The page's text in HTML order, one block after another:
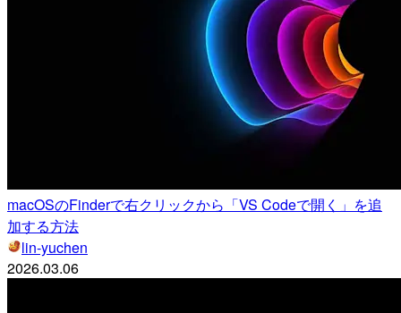
macOSのFinderで右クリックから「VS Codeで開く」を追
加する方法
lin-yuchen
2026.03.06